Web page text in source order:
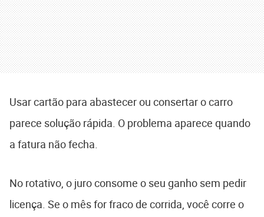
Usar cartão para abastecer ou consertar o carro
parece solução rápida. O problema aparece quando
a fatura não fecha.
No rotativo, o juro consome o seu ganho sem pedir
licença. Se o mês for fraco de corrida, você corre o